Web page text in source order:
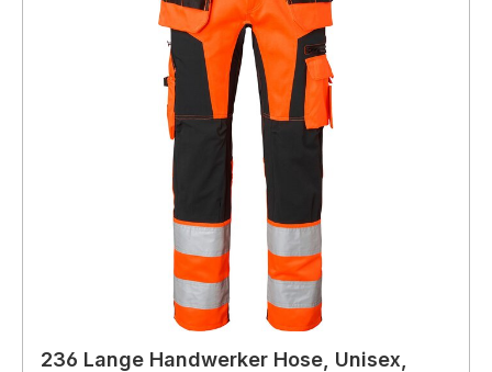
236 Lange Handwerker Hose, Unisex,